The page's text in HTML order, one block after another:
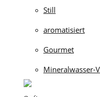
Still
aromatisiert
Gourmet
Mineralwasser-